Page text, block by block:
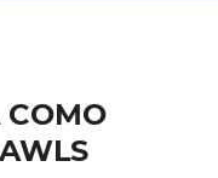
COMO